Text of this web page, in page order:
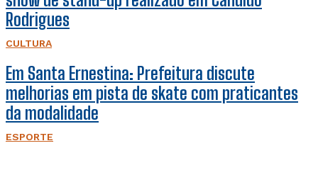
Rodrigues
CULTURA
Em Santa Ernestina: Prefeitura discute
melhorias em pista de skate com praticantes
da modalidade
ESPORTE